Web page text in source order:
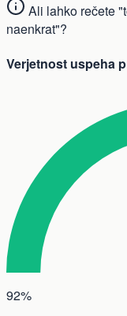
Ali lahko rečete
naenkrat"?
Verjetnost uspeha
92%